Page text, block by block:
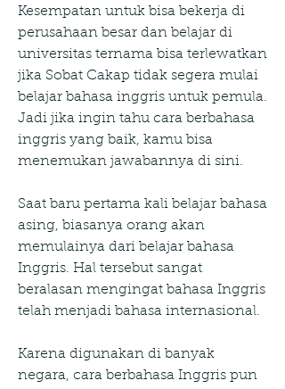
Kesempatan untuk bisa bekerja di
perusahaan besar dan belajar di
universitas ternama bisa terlewatkan
jika Sobat Cakap tidak segera mulai
belajar bahasa inggris untuk pemula.
Jadi jika ingin tahu cara berbahasa
inggris yang baik, kamu bisa
menemukan jawabannya di sini.
Saat baru pertama kali belajar bahasa
asing, biasanya orang akan
memulainya dari belajar bahasa
Inggris. Hal tersebut sangat
beralasan mengingat bahasa Inggris
telah menjadi bahasa internasional.
Karena digunakan di banyak
negara, cara berbahasa Inggris pun